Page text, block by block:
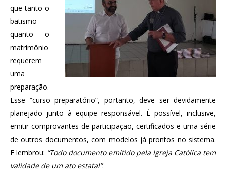
que tanto o
batismo
quanto o
matrimônio
requerem
uma
preparação.
Esse “curso preparatório”, portanto, deve ser devidamente
planejado junto à equipe responsável. É possível, inclusive,
emitir comprovantes de participação, certificados e uma série
de outros documentos, com modelos já prontos no sistema.
E lembrou: “Todo documento emitido pela Igreja Católica tem
validade de um ato estatal”.